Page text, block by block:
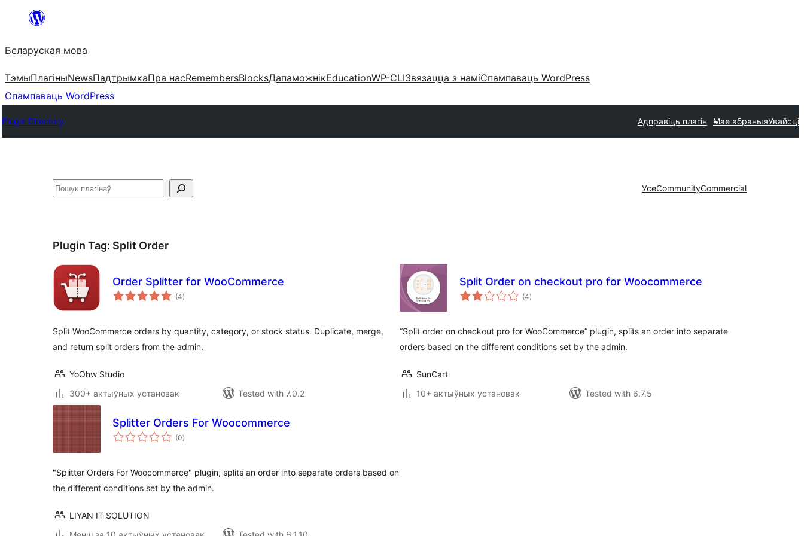
Перайсці
змесціва
Беларуская мова
ТэмыПлагіныNewsПадтрымкаПра насRemembersBlocksДапаможнікEducationWP-CLIЗвязацца з наміСпампаваць WordPress
Спампаваць WordPress
Plugin Directory Адправіць плагін Мае абраныяУвайсці
Пошук УсеCommunityCommercial
Plugin Tag: Split Order
Order Splitter for WooCommerce
(4total
ratings
)
Split WooCommerce orders by quantity, category, or stock status. Duplicate, merge,
and return split orders from the admin.
YoOhw Studio
300+ актыўных установак
Tested with 7.0.2
Split Order on checkout pro for Woocommerce
(4total
ratings
)
“Split order on checkout pro for WooCommerce” plugin, splits an order into separate
orders based on the different conditions set by the admin.
SunCart
10+ актыўных установак
Tested with 6.7.5
Splitter Orders For Woocommerce
(0total
ratings
)
"Splitter Orders For Woocommerce" plugin, splits an order into separate orders based on
the different conditions set by the admin.
LIYAN IT SOLUTION